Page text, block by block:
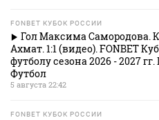
FONBET КУБОК РОССИИ
Гол Максима Самородова.
Ахмат. 1:1 (видео). FONBET
футболу сезона 2026 - 2027
Футбол
5 августа 22:42
FONBET КУБОК РОССИИ